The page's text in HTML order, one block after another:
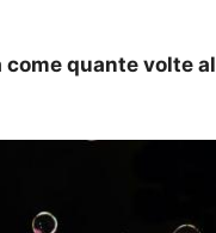
quante volte